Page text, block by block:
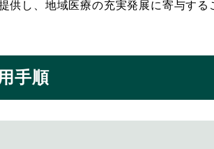
供し、地域医療の充実発展に寄与する
手順